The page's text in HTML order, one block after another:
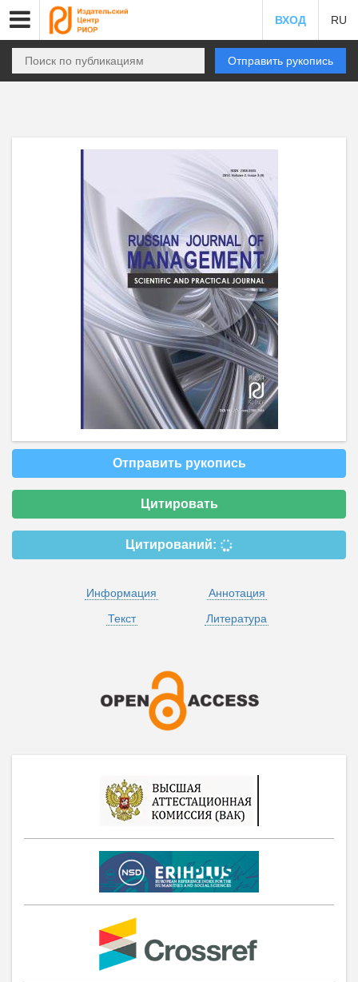
ВХОД RU
Отправить рукопись
Отправить рукопись
Цитировать
Цитирований:
Информация
Аннотация
Текст
Литература